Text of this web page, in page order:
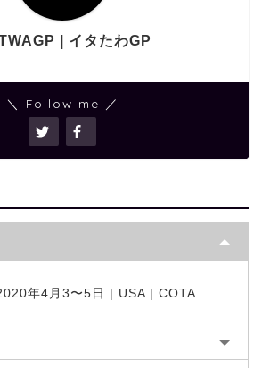
| イタたわGP
＼ Follow me ／
年4月3〜5日 | USA | COTA